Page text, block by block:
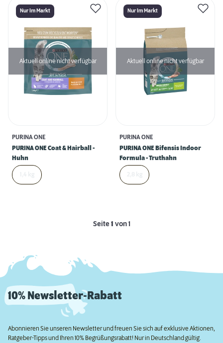
Nur Im Markt
Aktuell online nicht verfügbar
PURINA ONE
PURINA ONE Coat & Hairball -
Huhn
Nur Im Markt
Aktuell online nicht verfügbar
PURINA ONE
PURINA ONE Bifensis Indoor
Formula - Truthahn
Seite1 von 1
10% Newsletter-Rabatt
Abonnieren Sie unseren Newsletter und freuen Sie sich auf exklusive Aktionen,
Ratgeber-Tipps und Ihren 10% Begrüßungsrabatt! Nur in Deutschland gültig.